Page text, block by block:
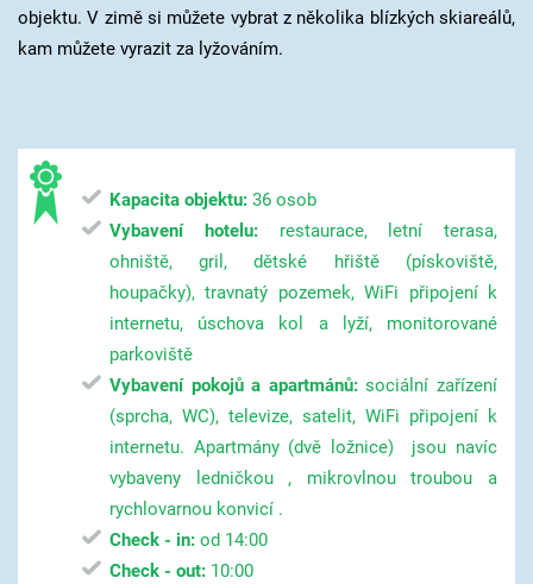
objektu. V zimě si můžete vybrat z několika blízkých skiareálů,
kam můžete vyrazit za lyžováním.
Kapacita objektu:36 osob
Vybavení hotelu: restaurace, letní terasa,
ohniště, gril, dětské hřiště (pískoviště,
houpačky), travnatý pozemek, WiFi připojení k
internetu, úschova kol a lyží, monitorované
parkoviště
Vybavení pokojů a apartmánů:sociální zařízení
(sprcha, WC), televize, satelit, WiFi připojení k
internetu. Apartmány (dvě ložnice) jsou navíc
vybaveny ledničkou , mikrovlnou troubou a
rychlovarnou konvicí .
Check - in: od 14:00
Check - out:10:00